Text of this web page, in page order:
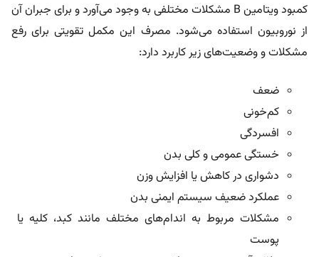
کمبود ویتامین B مشکلات مختلفی به وجود می‌آورد و برای جبران آن
از نوروبیون استفاده می‌شود. مصرف این مکمل تقویتی برای رفع
مشکلات و وضعیت‌های زیر کاربرد دارد:
ضعف
کم‌خونی
افسردگی
خستگی عمومی و کلی بدن
دشواری در کاهش یا افزایش وزن
عملکرد ضعیف سیستم ایمنی بدن
مشکلات مربوط به اندام‌های مختلف مانند کبد، کلیه یا
پوست